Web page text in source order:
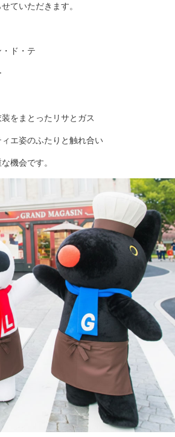
ていただきます。
ン・ド・テ
をまとったリサとガス
エ姿のふたりと触れ合い
機会です。